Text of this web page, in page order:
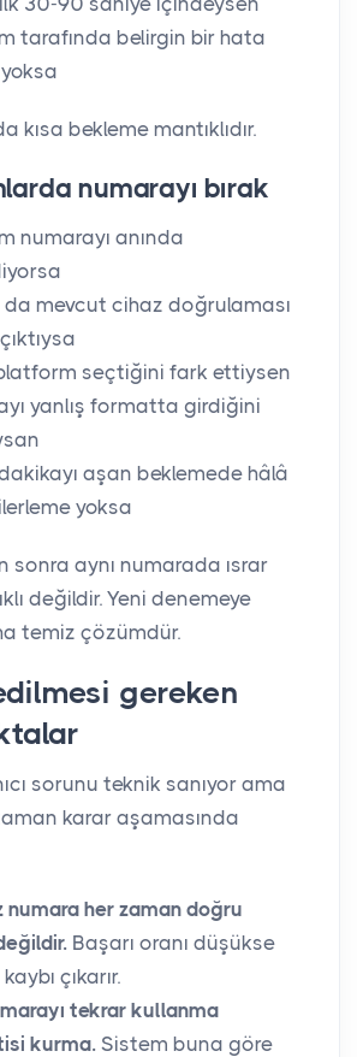
tarafında belirgin bir hata
kısa bekleme mantıklıdır.
numarayı bırak
numarayı anında
da mevcut cihaz doğrulaması
seçtiğini fark ettiysen
yanlış formatta girdiğini
aşan beklemede hâlâ
yoksa
sonra aynı numarada ısrar
değildir. Yeni denemeye
temiz çözümdür.
gereken
sorunu teknik sanıyor ama
karar aşamasında
numara her zaman doğru
Başarı oranı düşükse
çıkarır.
tekrar kullanma
kurma. Sistem buna göre